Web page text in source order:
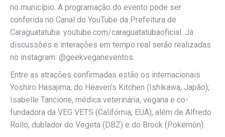
no município. A programação do evento pode ser
conferida no Canal do YouTube da Prefeitura de
Caraguatatuba: youtube.com/caraguatatubaoficial. Já
discussões e interações em tempo real serão realizadas
no instagram: @geekveganeventos.
Entre as atrações confirmadas estão os internacionais
Yoshiro Hasajima, do Heaven’s Kitchen (Ishikawa, Japão);
Isabelle Tancione, médica veterinária, vegana e co-
fundadora da VEG VETS (Califórnia, EUA); além de Alfredo
Rollo, dublador do Vegeta (DBZ) e do Brock (Pokemón).